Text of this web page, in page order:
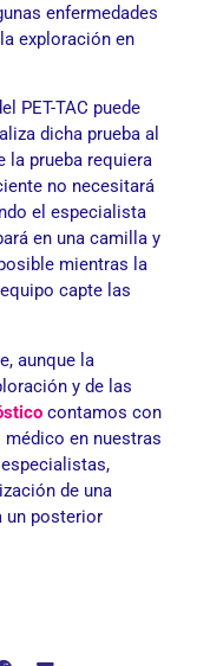
enfermedades
exploración en
PET-TAC puede
dicha prueba al
la prueba requiera
no necesitará
el especialista
en una camilla y
mientras la
capte las
aunque la
y de las
contamos con
en nuestras
de una
un posterior